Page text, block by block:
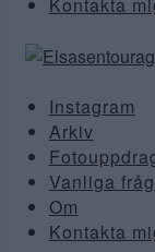
Kontakta
Instagram
Arkiv
Vanliga
Om
Kontakta